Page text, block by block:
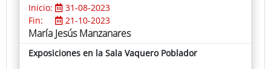
Inicio:
31-08-2023
Fin:
21-10-2023
María Jesús Manzanares
Exposiciones en la Sala Vaquero Poblador